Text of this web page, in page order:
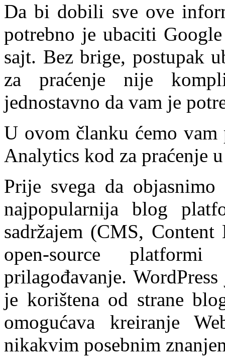
Da bi dobili sve ove
potrebno je ubaciti
sajt. Bez brige, postupak
za praćenje nije
jednostavno da vam je
U ovom članku ćemo vam
Analytics kod za praćenje
Prije svega da objasnimo
najpopularnija blog
sadržajem (CMS, Content
open-source
prilagođavanje.
je korištena od strane
omogućava kreiranje
nikakvim posebnim